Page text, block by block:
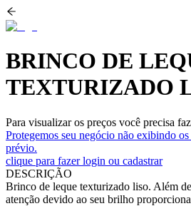
BRINCO DE
TEXTURIZADO
Para visualizar os preços você precisa
Protegemos seu negócio não exibindo
prévio.
clique para fazer login ou cadastrar
DESCRIÇÃO
Brinco de leque texturizado liso. Além
atenção devido ao seu brilho